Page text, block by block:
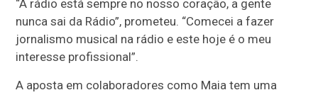
“A rádio está sempre no nosso coração, a gente
nunca sai da Rádio”, prometeu. “Comecei a fazer
jornalismo musical na rádio e este hoje é o meu
interesse profissional”.
A aposta em colaboradores como Maia tem uma